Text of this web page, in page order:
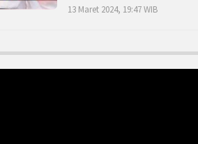
13 Maret 2024, 19:47 WIB